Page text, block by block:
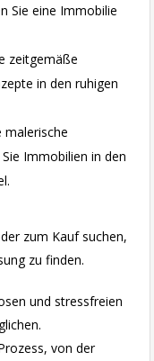
Sie eine Immobilie
zeitgemäße
in den ruhigen
malerische
Immobilien in den
zum Kauf suchen,
zu finden.
und stressfreien
von der